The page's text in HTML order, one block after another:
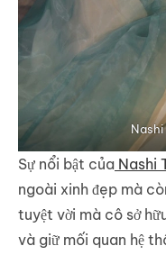
Sự nổi bật của Nashi
ngoài xinh đẹp mà
tuyệt vời mà cô sở
và giữ mối quan hệ